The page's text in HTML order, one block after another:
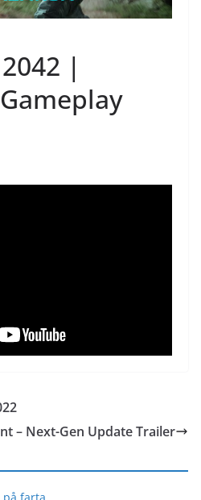
|
– Next-Gen Update Trailer